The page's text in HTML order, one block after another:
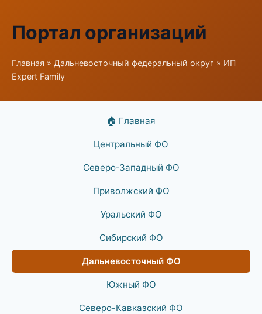
Портал организаций
Главная » Дальневосточный федеральный округ » ИП
Expert Family
🏠 Главная
Центральный ФО
Северо-Западный ФО
Приволжский ФО
Уральский ФО
Сибирский ФО
Дальневосточный ФО
Южный ФО
Северо-Кавказский ФО